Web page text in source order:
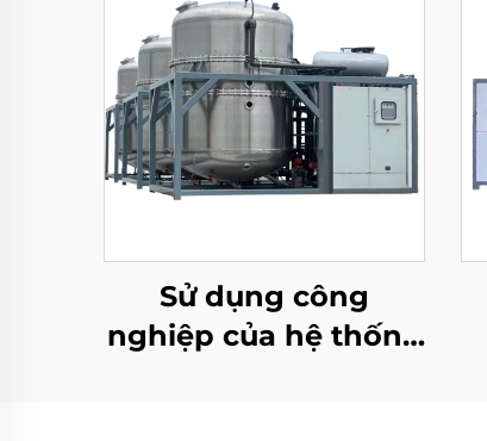
Sử dụng công
nghiệp của hệ thống